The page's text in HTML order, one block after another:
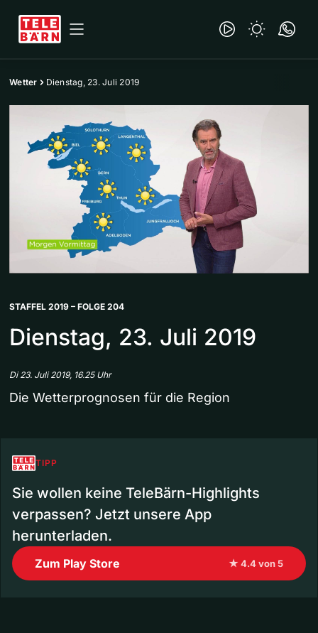
Wetter Dienstag, 23. Juli 2019
STAFFEL 2019 – FOLGE 204
Dienstag, 23. Juli 2019
Di 23. Juli 2019, 16.25 Uhr
Die Wetterprognosen für die Region
TIPP
Sie wollen keine TeleBärn-Highlights
verpassen? Jetzt unsere App
herunterladen.
Zum Play Store ★ 4.4 von 5